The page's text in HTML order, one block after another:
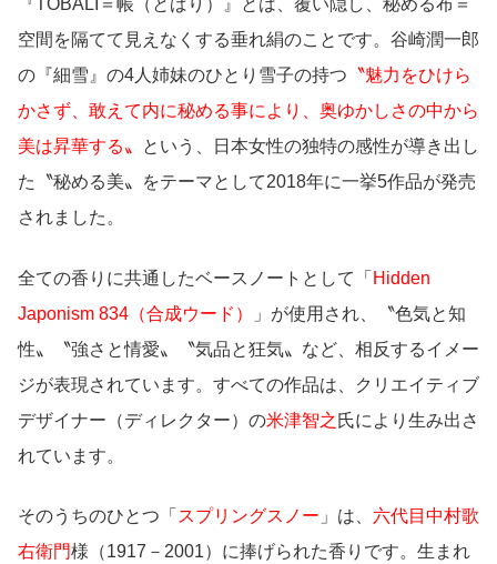
『TOBALI＝帳（とばり）』とは、覆い隠し、秘める布＝
空間を隔てて見えなくする垂れ絹のことです。谷崎潤一郎
の『細雪』の4人姉妹のひとり雪子の持つ 〝魅力をひけら
かさず、敢えて内に秘める事により、奥ゆかしさの中から
美は昇華する〟
という、日本女性の独特の感性が導き出し
た〝秘める美〟をテーマとして2018年に一挙5作品が発売
されました。
全ての香りに共通したベースノートとして「 Hidden
Japonism 834（合成ウード）
」が使用され、〝色気と知
性〟〝強さと情愛〟〝気品と狂気〟など、相反するイメー
ジが表現されています。すべての作品は、クリエイティブ
デザイナー（ディレクター）の米津智之 氏により生み出さ
れています。
そのうちのひとつ「 スプリングスノー 」は、 六代目中村歌
右衛門様（1917－2001）に捧げられた香りです。生まれ